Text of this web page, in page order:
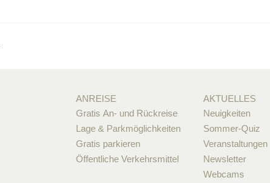
ANREISE
Gratis An- und Rückreise
Lage & Parkmöglichkeiten
Gratis parkieren
Öffentliche Verkehrsmittel
AKTUELLES
Neuigkeiten
Sommer-Quiz
Veranstaltungen
Newsletter
Webcams